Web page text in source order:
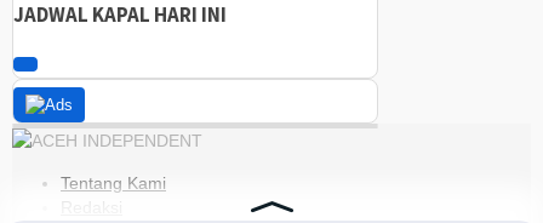
JADWAL KAPAL HARI INI
Tentang Kami
Redaksi